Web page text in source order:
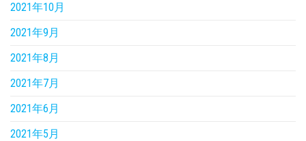
2021年10月
2021年9月
2021年8月
2021年7月
2021年6月
2021年5月